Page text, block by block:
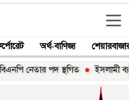
অর্থ-বাণিজ্য
পদ স্থগিত ইসলামী ব্যাংকের